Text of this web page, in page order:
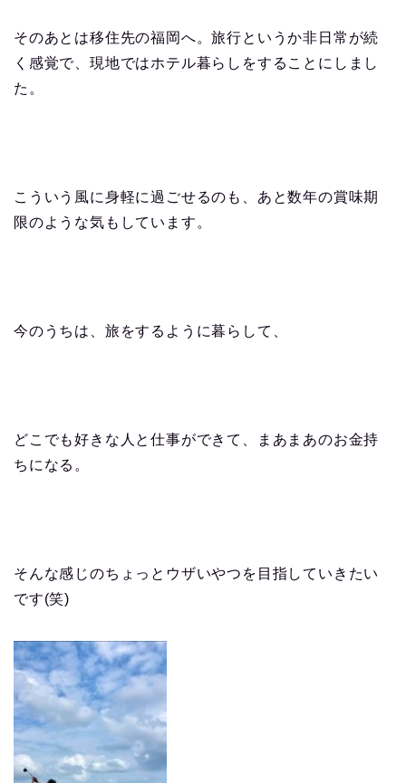
そのあとは移住先の福岡へ。旅行というか非日常が続
く感覚で、現地ではホテル暮らしをすることにしまし
た。
こういう風に身軽に過ごせるのも、あと数年の賞味期
限のような気もしています。
今のうちは、旅をするように暮らして、
どこでも好きな人と仕事ができて、まあまあのお金持
ちになる。
そんな感じのちょっとウザいやつを目指していきたい
です(笑)